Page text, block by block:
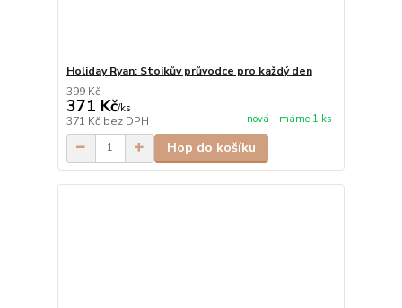
Holiday Ryan: Stoikův průvodce pro každý den
399 Kč
371 Kč/ks
371 Kč bez DPH nová - máme 1 ks
Hop do košíku